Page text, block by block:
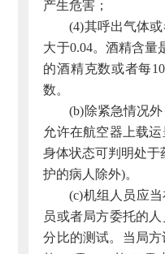
产生危害；
(4)其呼出气体
大于0.04。酒精含量
的酒精克数或者每
数。
(b)除紧急情况
允许在航空器上载
身体状态可判明处
护的病人除外)。
(c)机组人员应
员或者局方委托的
分比的测试。当局